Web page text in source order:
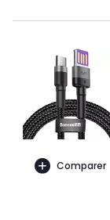
Comparer